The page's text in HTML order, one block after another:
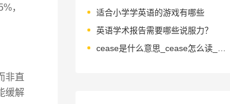
，
非直
缓解
适合小学学英语的游戏有哪些
英语学术报告需要哪些说服力？